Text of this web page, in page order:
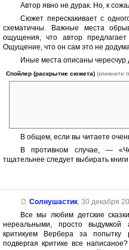
Автор явно не дурак. Но, к
Сюжет перескакивает с
схематичны. Важные места
ощущения, что автор
Ощущение, что он сам это не
Иные места описаны чересчур
Спойлер (раскрытие сюжета) (кликните
В общем, если вы читаете
В противном случае, —
тщательнее следует выбирать
Солнушастик, 30 декабря
Все мы любим детские
нереальными, просто
критикуем Вербера за попытку
подвергая критике все